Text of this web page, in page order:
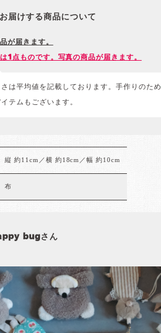
届けする商品について
が届きます。
1点ものです。写真の商品が届きます。
は平均値を記載しております。手作りのため
テムもございます。
縦 約11cm／横 約18cm／幅 約10cm
布
bugさん